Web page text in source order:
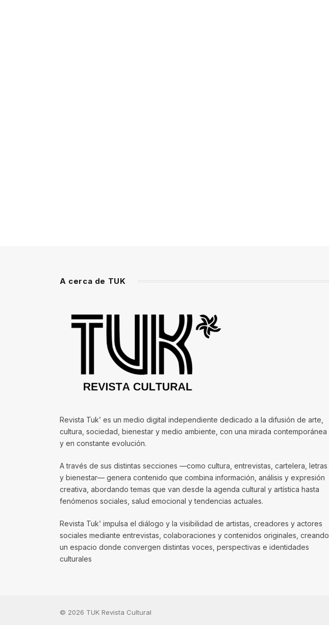
A cerca de TUK
Revista Tuk’ es un medio digital independiente dedicado a la difusión de arte,
cultura, sociedad, bienestar y medio ambiente, con una mirada contemporánea
y en constante evolución.
A través de sus distintas secciones —como cultura, entrevistas, cartelera, letras
y bienestar— genera contenido que combina información, análisis y expresión
creativa, abordando temas que van desde la agenda cultural y artística hasta
fenómenos sociales, salud emocional y tendencias actuales.
Revista Tuk’ impulsa el diálogo y la visibilidad de artistas, creadores y actores
sociales mediante entrevistas, colaboraciones y contenidos originales, creando
un espacio donde convergen distintas voces, perspectivas e identidades
culturales
© 2026 TUK Revista Cultural